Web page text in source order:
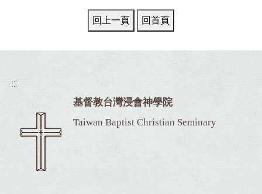
:::
基督教台灣浸會神學院
Taiwan Baptist Christian Seminary